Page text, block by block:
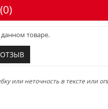
товаре.
или неточность в тексте или